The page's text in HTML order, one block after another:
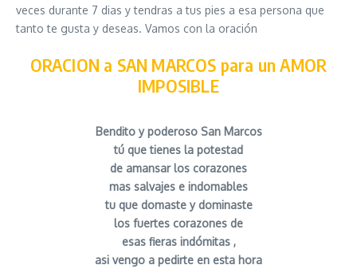
veces durante 7 dias y tendras a tus pies a esa persona que
tanto te gusta y deseas. Vamos con la oración
ORACION a SAN MARCOS para un AMOR
IMPOSIBLE
Bendito y poderoso San Marcos
tú que tienes la potestad
de amansar los corazones
mas salvajes e indomables
tu que domaste y dominaste
los fuertes corazones de
esas fieras indómitas ,
asi vengo a pedirte en esta hora